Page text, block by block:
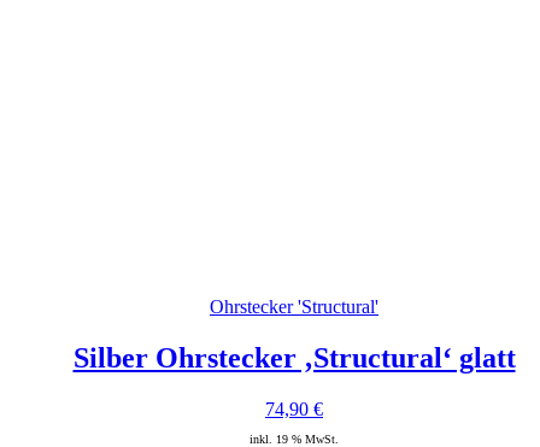
Ohrstecker 'Structural'
Silber Ohrstecker ‚Structural‘ glatt
74,90 €
inkl. 19 % MwSt.